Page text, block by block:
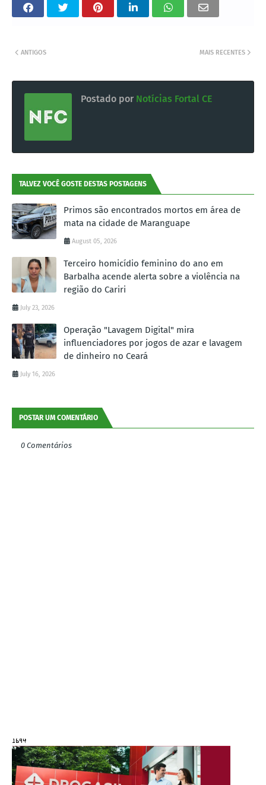
MAIS RECENTES
ANTIGOS
Postado por Notícias Fortal CE
TALVEZ VOCÊ GOSTE DESTAS POSTAGENS
Primos são encontrados mortos em área de
mata na cidade de Maranguape
August 05, 2026
Terceiro homicídio feminino do ano em
Barbalha acende alerta sobre a violência na
região do Cariri
July 23, 2026
Operação "Lavagem Digital" mira
influenciadores por jogos de azar e lavagem
de dinheiro no Ceará
July 16, 2026
POSTAR UM COMENTÁRIO
0 Comentários